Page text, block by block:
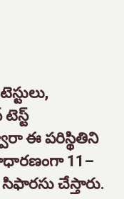
ఈ పరిస్థితిని
11–
చేస్తారు.